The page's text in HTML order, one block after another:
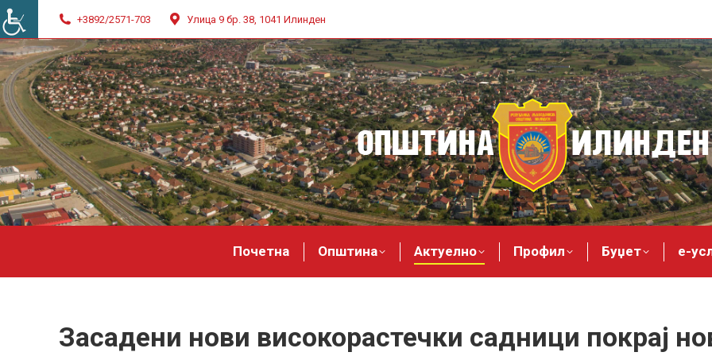
+3892/2571-703 Улица 9 бр. 38, 1041 Илинден
Почетна Општина Актуелно Профил Буџет е-
Засадени нови високорастечки садници покрај